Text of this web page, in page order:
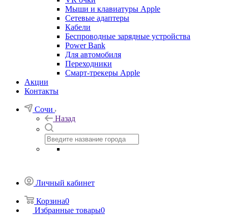
Мыши и клавиатуры Apple
Сетевые адаптеры
Кабели
Беспроводные зарядные устройства
Power Bank
Для автомобиля
Переходники
Смарт-трекеры Apple
Акции
Контакты
Сочи
Назад
Личный кабинет
Корзина0
Избранные товары0